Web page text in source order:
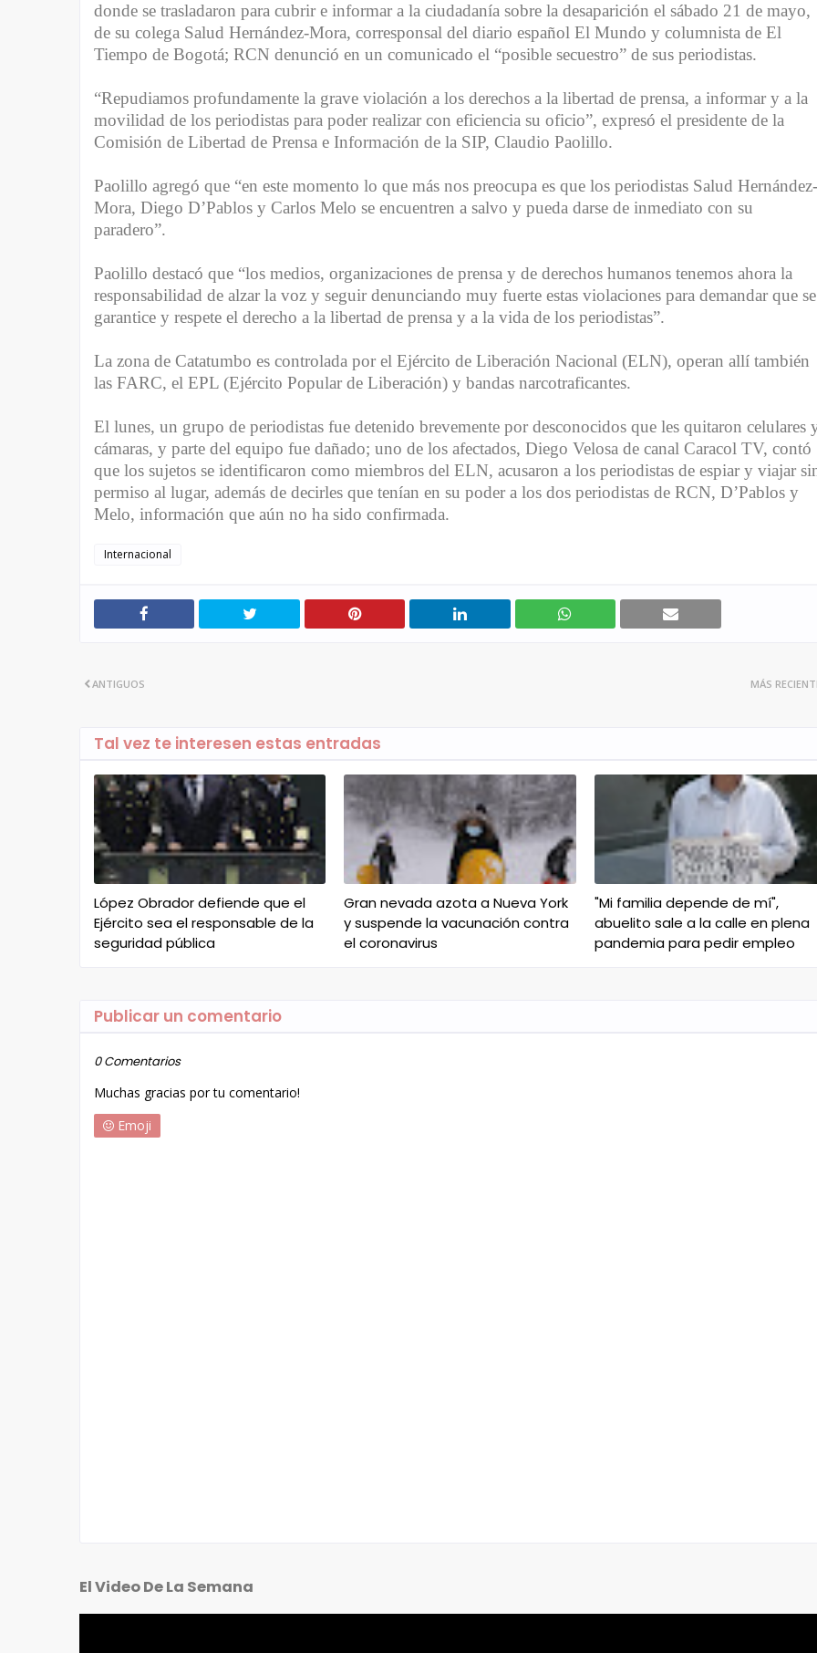
donde se trasladaron para cubrir e informar a la ciudadanía sobre la desaparición el sábado 21 de mayo,
de su colega Salud Hernández-Mora, corresponsal del diario español El Mundo y columnista de El
Tiempo de Bogotá; RCN denunció en un comunicado el “posible secuestro” de sus periodistas.
“Repudiamos profundamente la grave violación a los derechos a la libertad de prensa, a informar y a la
movilidad de los periodistas para poder realizar con eficiencia su oficio”, expresó el presidente de la
Comisión de Libertad de Prensa e Información de la SIP, Claudio Paolillo.
Paolillo agregó que “en este momento lo que más nos preocupa es que los periodistas Salud Hernández-
Mora, Diego D’Pablos y Carlos Melo se encuentren a salvo y pueda darse de inmediato con su
paradero”.
Paolillo destacó que “los medios, organizaciones de prensa y de derechos humanos tenemos ahora la
responsabilidad de alzar la voz y seguir denunciando muy fuerte estas violaciones para demandar que se
garantice y respete el derecho a la libertad de prensa y a la vida de los periodistas”.
La zona de Catatumbo es controlada por el Ejército de Liberación Nacional (ELN), operan allí también
las FARC, el EPL (Ejército Popular de Liberación) y bandas narcotraficantes.
El lunes, un grupo de periodistas fue detenido brevemente por desconocidos que les quitaron celulares
cámaras, y parte del equipo fue dañado; uno de los afectados, Diego Velosa de canal Caracol TV, contó
que los sujetos se identificaron como miembros del ELN, acusaron a los periodistas de espiar y viajar
permiso al lugar, además de decirles que tenían en su poder a los dos periodistas de RCN, D’Pablos y
Melo, información que aún no ha sido confirmada.
Internacional
MÁS
ANTIGUOS
Tal vez te interesen estas entradas
López Obrador defiende que el
Ejército sea el responsable de la
seguridad pública
Gran nevada azota a Nueva York
y suspende la vacunación contra
el coronavirus
"Mi familia depende de mí",
abuelito sale a la calle en plena
pandemia para pedir empleo
Publicar un comentario
0 Comentarios
Muchas gracias por tu comentario!
Emoji
El Video De La Semana